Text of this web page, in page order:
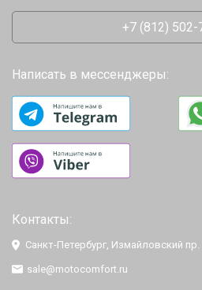
+7 (812) 502-
Написать в мессенджеры:
Контакты:
Санкт-Петербург, Измайловский
sale@motocomfort.ru